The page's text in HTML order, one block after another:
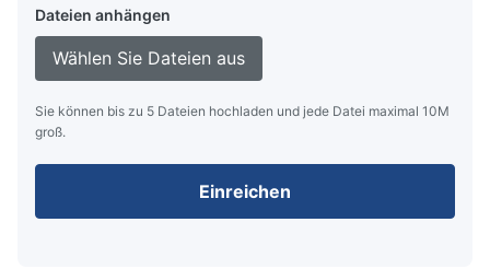
Dateien anhängen
Wählen Sie Dateien aus
Sie können bis zu 5 Dateien hochladen und jede Datei maximal 10M
groß.
Einreichen